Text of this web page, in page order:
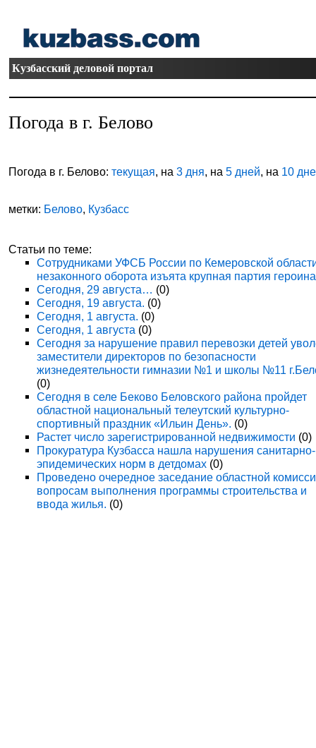
Кузбасский деловой портал
Погода в г. Белово
Погода в г. Белово:текущая, на3 дня, на5 дней, на 10
метки: Белово, Кузбасс
Статьи по теме:
Сотрудниками УФСБ России по Кемеровской
незаконного оборота изъята крупная партия
Сегодня, 29 августа… (0)
Сегодня, 19 августа. (0)
Сегодня, 1 августа. (0)
Сегодня, 1 августа (0)
Сегодня за нарушение правил перевозки детей
заместители директоров по безопасности
жизнедеятельности гимназии №1 и школы №11
(0)
Сегодня в селе Беково Беловского района пройдет
областной национальный телеутский культурно-
спортивный праздник «Ильин День». (0)
Растет число зарегистрированной недвижимости (0)
Прокуратура Кузбасса нашла нарушения санитарно-
эпидемических норм в детдомах (0)
Проведено очередное заседание областной
вопросам выполнения программы строительства и
ввода жилья. (0)